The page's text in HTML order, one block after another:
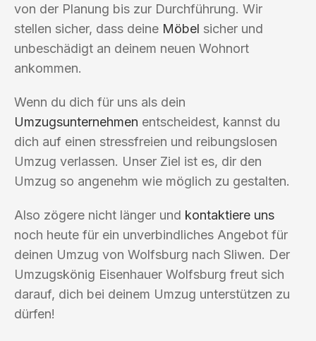
von der Planung bis zur Durchführung. Wir
stellen sicher, dass deine Möbel sicher und
unbeschädigt an deinem neuen Wohnort
ankommen.
Wenn du dich für uns als dein
Umzugsunternehmen entscheidest, kannst du
dich auf einen stressfreien und reibungslosen
Umzug verlassen. Unser Ziel ist es, dir den
Umzug so angenehm wie möglich zu gestalten.
Also zögere nicht länger und kontaktiere uns
noch heute für ein unverbindliches Angebot für
deinen Umzug von Wolfsburg nach Sliwen. Der
Umzugskönig Eisenhauer Wolfsburg freut sich
darauf, dich bei deinem Umzug unterstützen zu
dürfen!